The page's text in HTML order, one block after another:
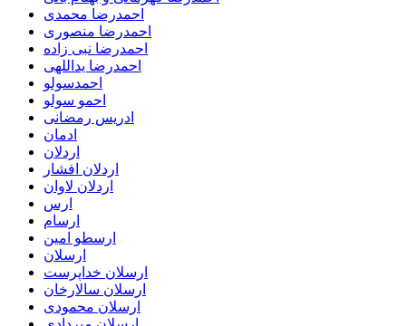
احمدرضا محمدی
احمدرضا منصوری
احمدرضا نبی زاده
احمدرضا یداللهی
احمدسولو
احمو سولو
ادریس رمضانی
ادمان
اردلان
اردلان افشار
اردلان لاوان
ارس
ارسام
ارسطو امین
ارسلان
ارسلان خداپرست
ارسلان سالارخان
ارسلان محمودی